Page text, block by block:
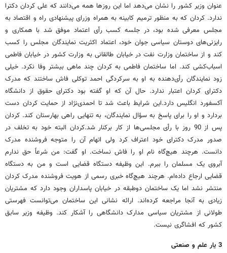
عنوان وزیر کشور را نشان می‌دهد اما این روزها همه می‌دانند که علی کردان دکترا
ندارد. کردان که به منظور ترمیم کابینه به همراه وزرای پیشنهادی راه و اقتصاد به
مجلس معرفی شده بود، در جلسه کسب رأی اعتماد موفق شد با همکاری و
رایزنی‌های دوستان سیاسی جوان خود، اعتماد اکثریت نمایندگان مجلس را کسب
کند و از ساختمان وزارت نفت در خیابان طالقانی به وزارت کشور در خیابان فاطمی
اسباب‌کشی کند. اما ساختمان فاطمی به کردان چند ماهی بیشتر وفا نکرد. خیلی
زود نمایندگان رأی‌دهنده به او به سرکردگی احمد توکلی‌ فاش ساختند که مدرک
دکترای کردان اعتبار ندارد. حال آن که او گفته بود دکترای حقوق از دانشگاه
آکسفورد انگلیس دارد.این شرایط باعث شد تا احمدی‌نژاد از حمایت کردان دست
بردارد و او را برای پاسخ به سؤال نمایندگان، به تنهایی راهی بهارستان کند. کردان
پس از 90 روز با رأی مجلسی‌ها از کار برکنار شد.کردان البته خود به تخلف در
صدور مدرک دکترای خود اعتراف کرد ولی اتهام آن را متوجه فروشنده مدرک
دانست. هرچند هیچ‌گاه نام او را فاش نساخت. او گفت: من شرعاً حق ندارم
آبروی یک مسلمان را ببرم. این وظیفه دستگاه قضایی است و من به دستگاه
قضایی ارجاع داده‌ام. هرچند هیچ‌گاه خبری رسمی از هویت فروشنده مدرک کردان
منتشر نشد اما یک ساختمان دوطبقه در خیابان پاسداران وجود دارد که مشتریان
زیادی به آنجا مراجعه کرده‌‌اند. ارائه نشانی این ساختمان می‌توانست فهرستی
طولانی از مشتریان سیاسی مدارک دانشگاهی را آشکار کند. وظیفه وزیر سابق
کشور که افشاگری نیست.
3 یار علم و صنعتی